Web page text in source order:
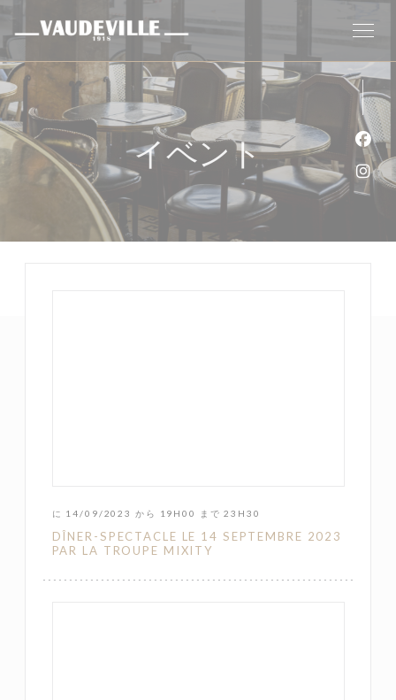
イベント
に 14/09/2023 から 19H00 まで 23H30
DÎNER-SPECTACLE LE 14 SEPTEMBRE 2023
PAR LA TROUPE MIXITY